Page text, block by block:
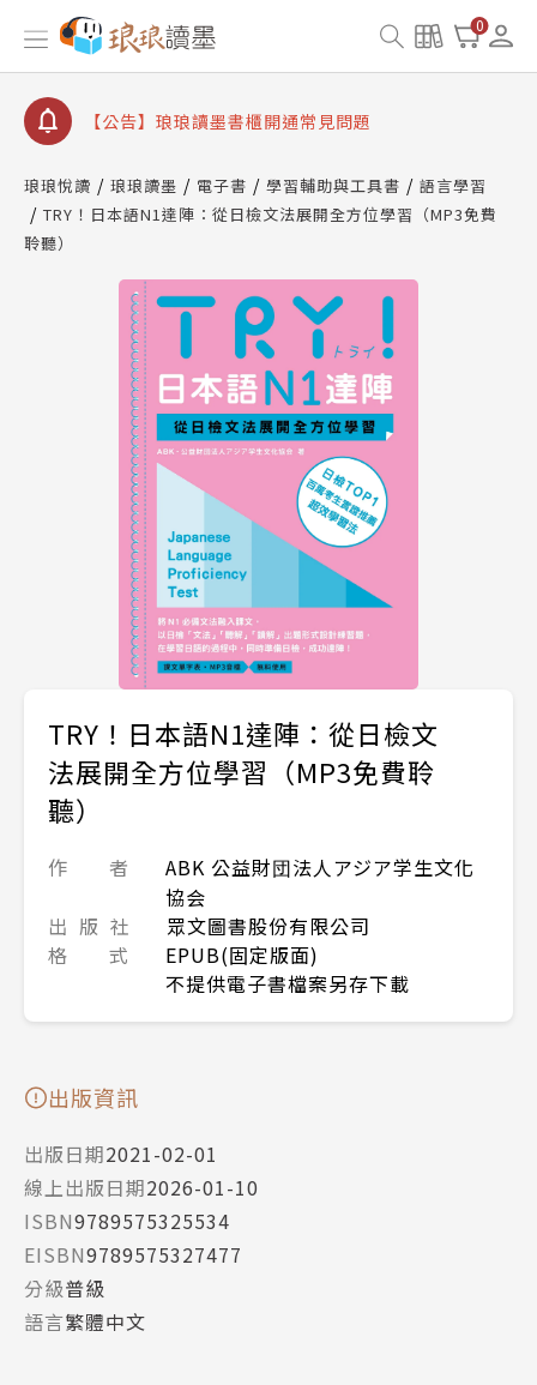
0
【公告】8/10、8/13 行動網路降速演練提醒
【公告】琅琅讀墨數位閱讀資產合併與書櫃開通申請
【公告】琅琅讀墨書櫃開通常見問題
請圖文教學
【公告】琅琅書店服務升級重要說明及資產合併結果
查詢
琅琅悅讀 琅琅讀墨 電子書 學習輔助與工具書
語言學習
TRY！日本語N1達陣：從日檢文法展開全方位學習（MP3免費
聆聽）
TRY！日本語N1達陣：從日檢文
法展開全方位學習（MP3免費聆
聽）
作 者
ABK 公益財団法人アジア学生文化
協会
出 版 社
眾文圖書股份有限公司
格 式
EPUB(固定版面)
不提供電子書檔案另存下載
出版資訊
出版日期2021-02-01
線上出版日期2026-01-10
ISBN9789575325534
EISBN9789575327477
分級普級
語言繁體中文